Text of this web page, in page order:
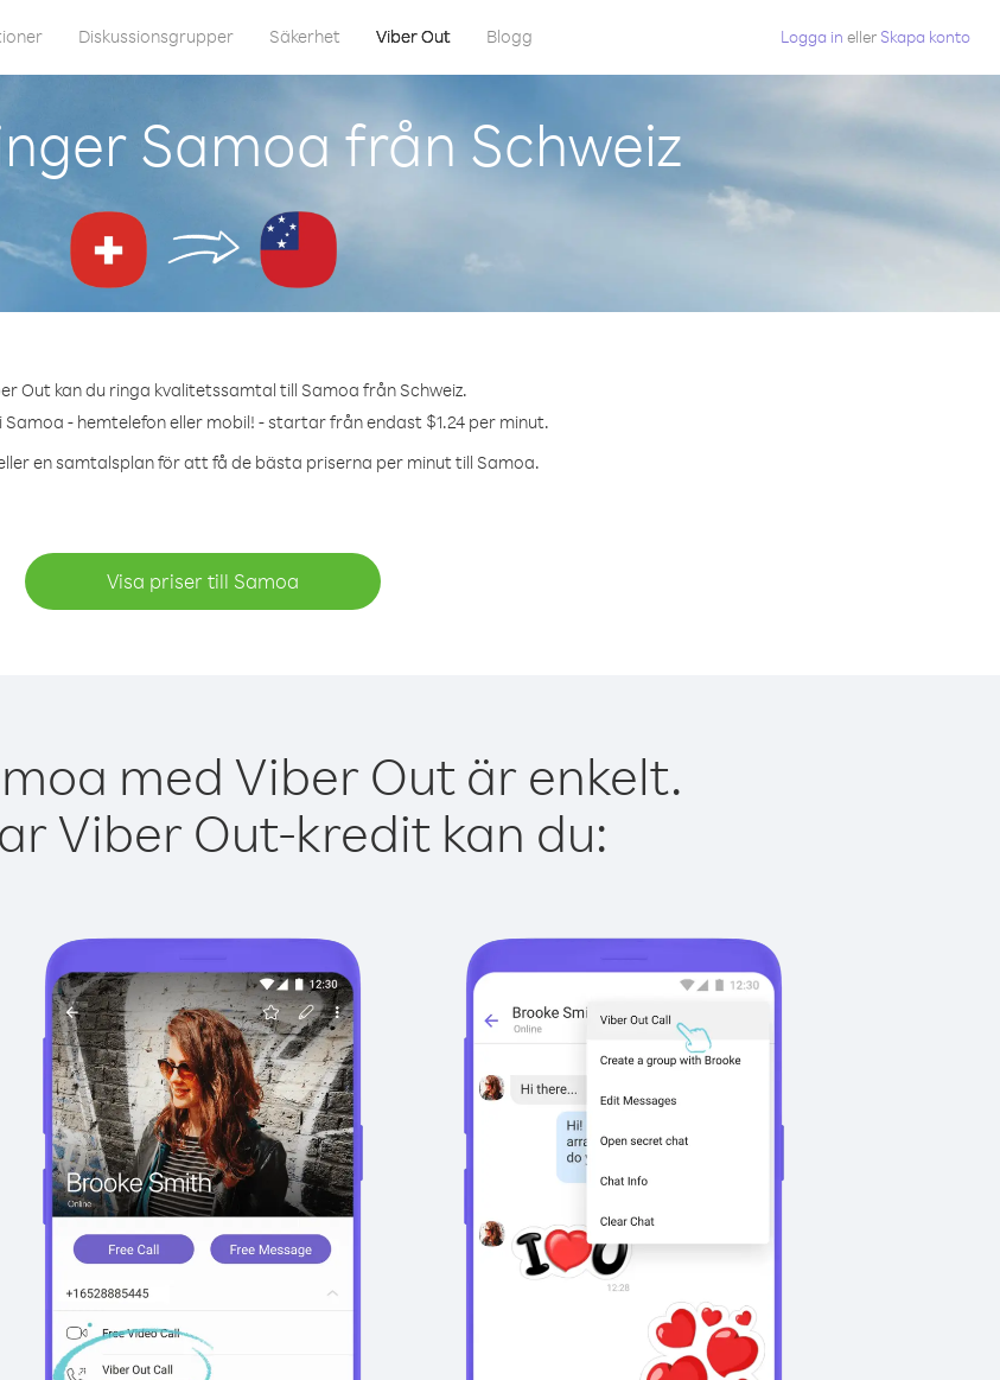
Diskussionsgrupper Säkerhet Viber Out Blogg Logga in eller Skapa konto
Samoa från Schweiz
Out kan du ringa kvalitetssamtal till Samoa från Schweiz.
Samoa - hemtelefon eller mobil! - startar från endast $1.24 per minut.
en samtalsplan för att få de bästa priserna per minut till Samoa.
Visa priser till Samoa
med Viber Out är enkelt.
Viber Out-kredit kan du: